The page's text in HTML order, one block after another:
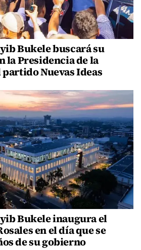
Bukele buscará su
la Presidencia de la
Nuevas Ideas
Bukele inaugura el
en el día que se
de su gobierno